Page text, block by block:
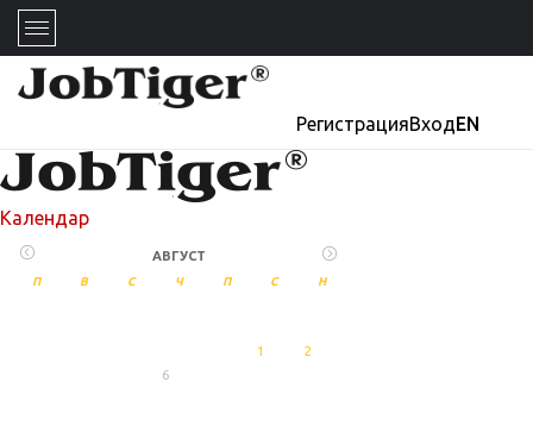
РегистрацияВходEN
Календар
АВГУСТ
П В С Ч П С Н
1 2
6